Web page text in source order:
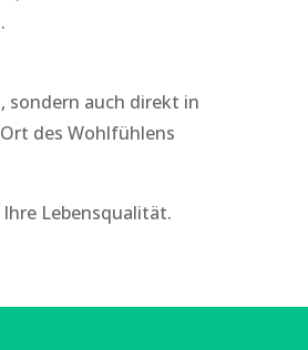
sondern auch direkt in
des Wohlfühlens
Lebensqualität.